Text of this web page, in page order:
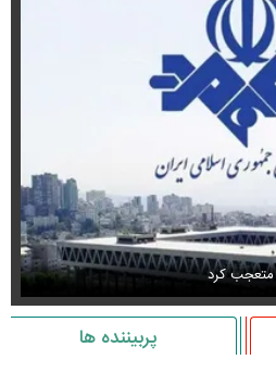
متعجب کرد
پربیننده ها